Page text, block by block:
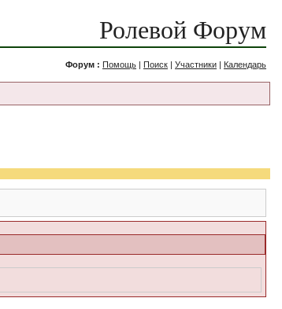
Ролевой Форум
Форум : Помощь | Поиск | Участники | Календарь